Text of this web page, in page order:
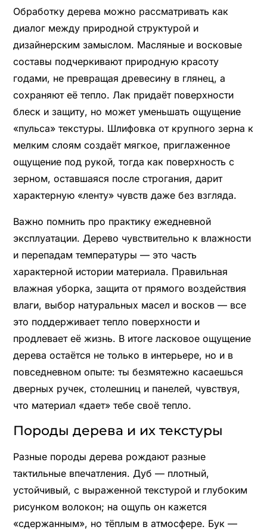
Обработку дерева можно рассматривать как
диалог между природной структурой и
дизайнерским замыслом. Масляные и восковые
составы подчеркивают природную красоту
годами, не превращая древесину в глянец, а
сохраняют её тепло. Лак придаёт поверхности
блеск и защиту, но может уменьшать ощущение
«пульса» текстуры. Шлифовка от крупного зерна к
мелким слоям создаёт мягкое, приглаженное
ощущение под рукой, тогда как поверхность с
зерном, оставшаяся после строгания, дарит
характерную «ленту» чувств даже без взгляда.
Важно помнить про практику ежедневной
эксплуатации. Дерево чувствительно к влажности
и перепадам температуры — это часть
характерной истории материала. Правильная
влажная уборка, защита от прямого воздействия
влаги, выбор натуральных масел и восков — все
это поддерживает тепло поверхности и
продлевает её жизнь. В итоге ласковое ощущение
дерева остаётся не только в интерьере, но и в
повседневном опыте: ты безмятежно касаешься
дверных ручек, столешниц и панелей, чувствуя,
что материал «дает» тебе своё тепло.
Породы дерева и их текстуры
Разные породы дерева рождают разные
тактильные впечатления. Дуб — плотный,
устойчивый, с выраженной текстурой и глубоким
рисунком волокон; на ощупь он кажется
«сдержанным», но тёплым в атмосфере. Бук —